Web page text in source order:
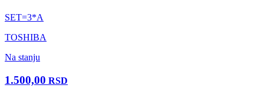
SET=3*A
TOSHIBA
Na stanju
1.500,00 RSD